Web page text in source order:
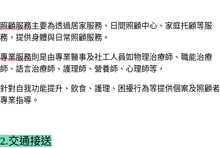
照顧服務主要為透過居家服務、日間照顧中心、家庭托顧等服
務，提供身體與日常照顧服務。
專業服務則是由專業醫事及社工人員如物理治療師、職能治療
師、語言治療師、護理師、營養師、心理師等，
針對自我功能提升、飲食、護理、困擾行為等提供個案及照顧者
專業指導。
2.交通接送